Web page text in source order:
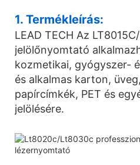
1. Termékleírás:
LEAD TECH Az
jelölőnyomtató
kozmetikai, gyógyszer-
és alkalmas karton,
papírcímkék, PET és
jelölésére.